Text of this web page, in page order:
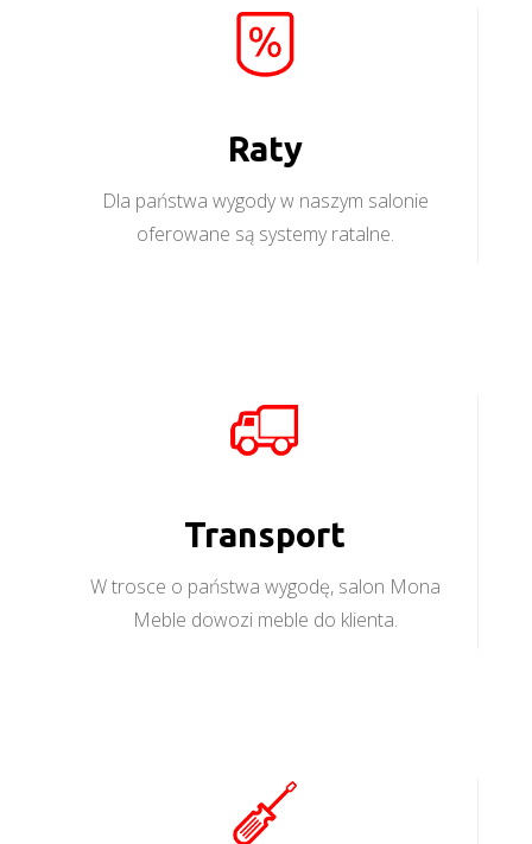
Raty
Dla państwa wygody w naszym salonie
oferowane są systemy ratalne.
Transport
W trosce o państwa wygodę, salon Mona
Meble dowozi meble do klienta.